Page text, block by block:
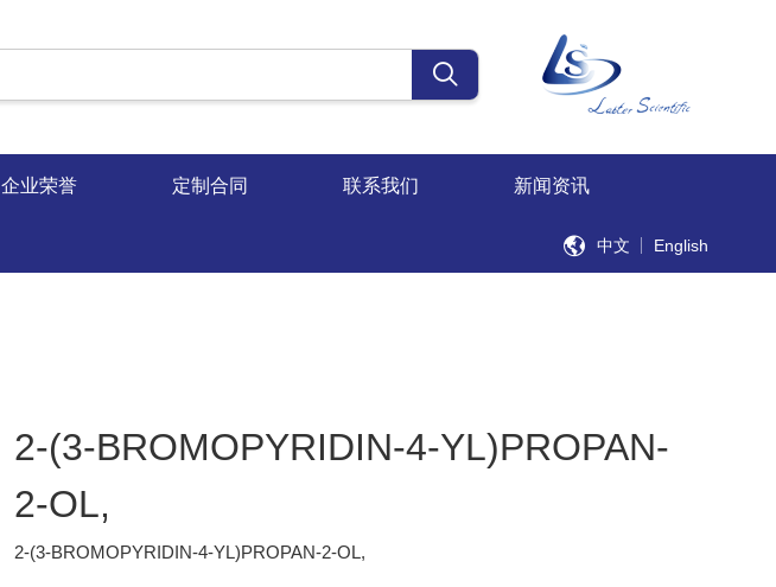
企业荣誉 定制合同 联系我们 新闻资讯
中文 English
2-(3-BROMOPYRIDIN-4-YL)PROPAN-
2-OL,
2-(3-BROMOPYRIDIN-4-YL)PROPAN-2-OL,